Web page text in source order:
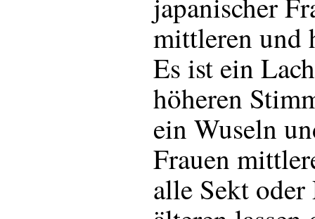
mittleren und
Es ist ein
höheren
ein Wuseln
Frauen
alle Sekt oder